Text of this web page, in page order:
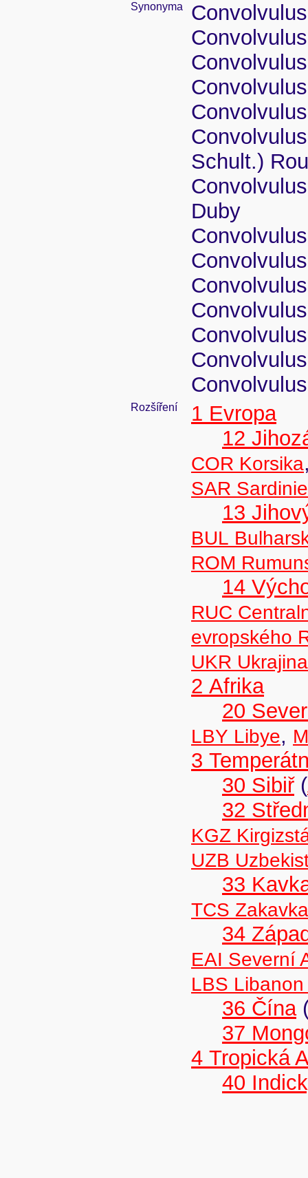
Synonyma
Schult.)
Duby
Rozšíření
1 Evropa
12
COR Korsika
SAR Sardinie
13
BUL
ROM
14
RUC
evropského
UKR Ukrajina
2 Afrika
20
LBY Libye,
3
30 Sibiř(
32
KGZ
UZB
33
TCS
34
EAI Severní
LBS
36 Čína
37
4 Tropická
40